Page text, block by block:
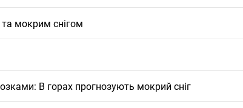
мокрим снігом
В горах прогнозують мокрий сніг